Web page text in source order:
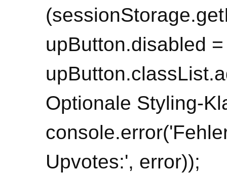
upButton.disabled
Optionale Styling-
Upvotes:', error));